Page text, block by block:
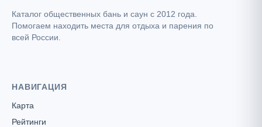
Каталог общественных бань и саун с 2012 года.
Помогаем находить места для отдыха и парения по
всей России.
НАВИГАЦИЯ
Карта
Рейтинги